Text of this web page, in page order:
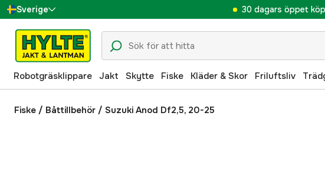
Sverige
Danmark
Suomi
Norge
Deutschland
30 dagars öppet köp
Robotgräsklippare Jakt Skytte Fiske Kläder & Skor Friluftsliv
Fiske / Båttillbehör / Suzuki Anod Df2,5, 20-25